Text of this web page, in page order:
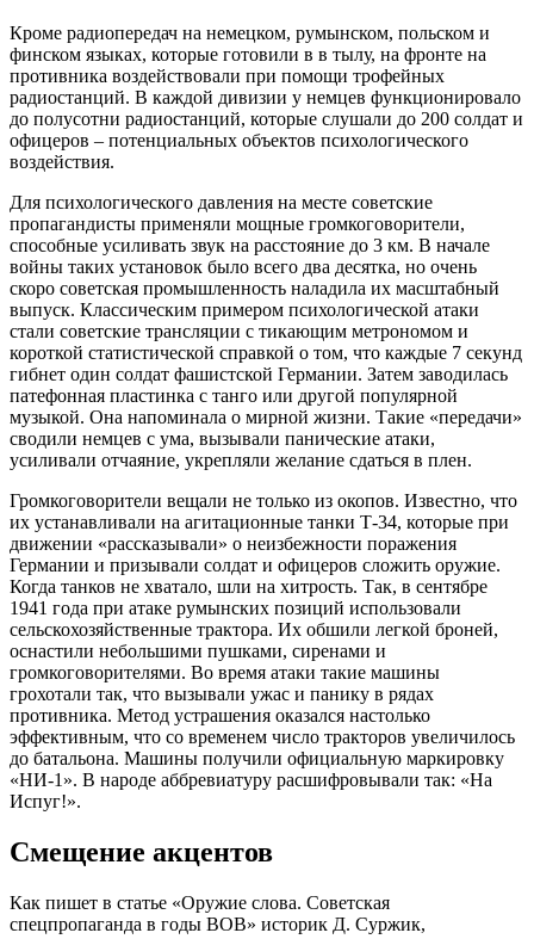
Кроме радиопередач на немецком, румынском, польском и
финском языках, которые готовили в в тылу, на фронте на
противника воздействовали при помощи трофейных
радиостанций. В каждой дивизии у немцев функционировало
до полусотни радиостанций, которые слушали до 200 солдат и
офицеров – потенциальных объектов психологического
воздействия.
Для психологического давления на месте советские
пропагандисты применяли мощные громкоговорители,
способные усиливать звук на расстояние до 3 км. В начале
войны таких установок было всего два десятка, но очень
скоро советская промышленность наладила их масштабный
выпуск. Классическим примером психологической атаки
стали советские трансляции с тикающим метрономом и
короткой статистической справкой о том, что каждые 7 секунд
гибнет один солдат фашистской Германии. Затем заводилась
патефонная пластинка с танго или другой популярной
музыкой. Она напоминала о мирной жизни. Такие «передачи»
сводили немцев с ума, вызывали панические атаки,
усиливали отчаяние, укрепляли желание сдаться в плен.
Громкоговорители вещали не только из окопов. Известно, что
их устанавливали на агитационные танки Т-34, которые при
движении «рассказывали» о неизбежности поражения
Германии и призывали солдат и офицеров сложить оружие.
Когда танков не хватало, шли на хитрость. Так, в сентябре
1941 года при атаке румынских позиций использовали
сельскохозяйственные трактора. Их обшили легкой броней,
оснастили небольшими пушками, сиренами и
громкоговорителями. Во время атаки такие машины
грохотали так, что вызывали ужас и панику в рядах
противника. Метод устрашения оказался настолько
эффективным, что со временем число тракторов увеличилось
до батальона. Машины получили официальную маркировку
«НИ-1». В народе аббревиатуру расшифровывали так: «На
Испуг!».
Смещение акцентов
Как пишет в статье «Оружие слова. Советская
спецпропаганда в годы ВОВ» историк Д. Суржик,